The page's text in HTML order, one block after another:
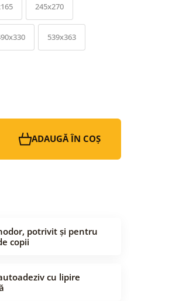
245x270
539x363
ADAUGĂ ÎN COȘ
potrivit și pentru
copii
cu lipire